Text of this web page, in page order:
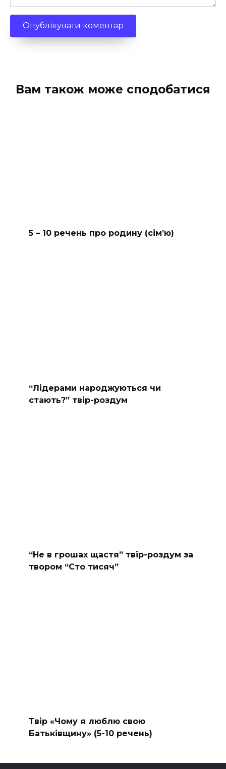
Вам також може сподобатися
5 – 10 речень про родину (сімʼю)
“Лідерами народжуються чи
стають?” твір-роздум
“Не в грошах щастя” твір-роздум за
твором “Сто тисяч”
Твір «Чому я люблю свою
Батьківщину» (5-10 речень)